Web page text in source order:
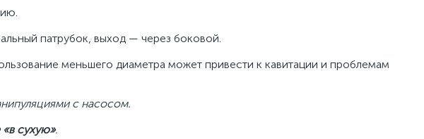
патрубок, выход — через боковой.
меньшего диаметра может привести к кавитации и проблемам
с насосом.
«в сухую».